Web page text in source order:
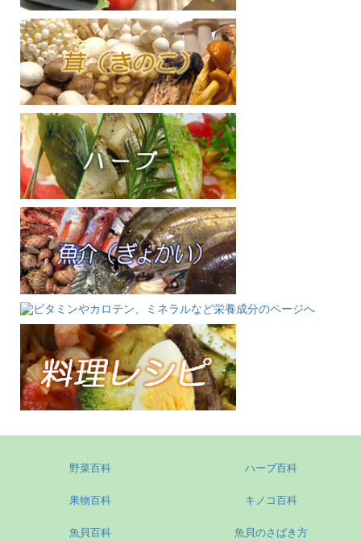
野菜百科
果物百科
魚貝百科
ハーブ百科
キノコ百科
魚貝のさばき方